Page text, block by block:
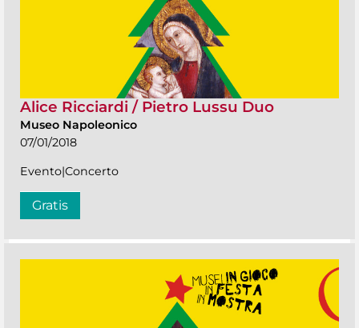
Alice Ricciardi / Pietro Lussu Duo
Museo Napoleonico
07/01/2018
Evento|Concerto
Gratis